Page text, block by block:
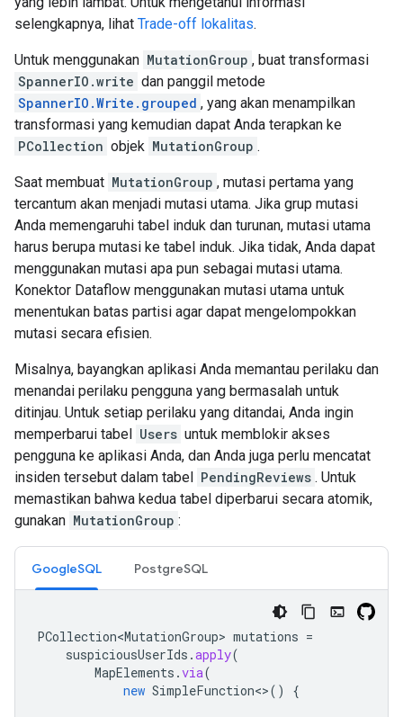
selengkapnya, lihat Trade-off lokalitas.
Untuk menggunakan MutationGroup , buat transformasi
SpannerIO.write dan panggil metode
SpannerIO.Write.grouped , yang akan menampilkan
transformasi yang kemudian dapat Anda terapkan ke
PCollection objek MutationGroup .
Saat membuat MutationGroup , mutasi pertama yang
tercantum akan menjadi mutasi utama. Jika grup mutasi
Anda memengaruhi tabel induk dan turunan, mutasi utama
harus berupa mutasi ke tabel induk. Jika tidak, Anda dapat
menggunakan mutasi apa pun sebagai mutasi utama.
Konektor Dataflow menggunakan mutasi utama untuk
menentukan batas partisi agar dapat mengelompokkan
mutasi secara efisien.
Misalnya, bayangkan aplikasi Anda memantau perilaku dan
menandai perilaku pengguna yang bermasalah untuk
ditinjau. Untuk setiap perilaku yang ditandai, Anda ingin
memperbarui tabel Users untuk memblokir akses
pengguna ke aplikasi Anda, dan Anda juga perlu mencatat
insiden tersebut dalam tabel PendingReviews . Untuk
memastikan bahwa kedua tabel diperbarui secara atomik,
gunakan MutationGroup :
GoogleSQL PostgreSQL
PCollection<MutationGroup> mutations =
suspiciousUserIds .apply(
MapElements .via(
new SimpleFunction<>() {